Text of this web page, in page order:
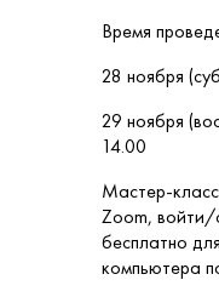
Время
28 ноября
29 ноября
14.00
Мастер-
Zoom, войти/
бесплатно
компьютера